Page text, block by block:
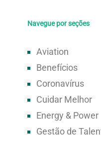
Navegue por seções
Aviation
Benefícios
Coronavírus
Cuidar Melhor
Energy & Power
Gestão de